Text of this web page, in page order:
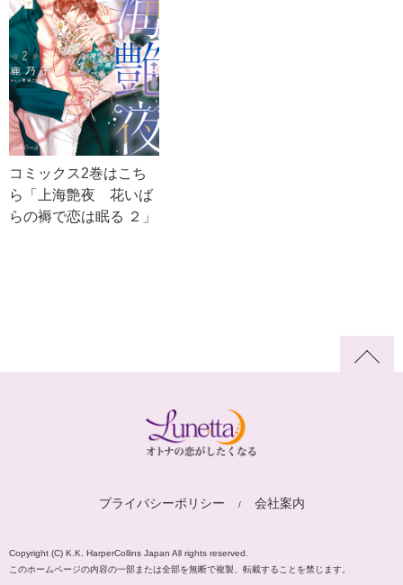
コミックス2巻はこち
ら「上海艶夜 花いば
らの褥で恋は眠る ２」
プライバシーポリシー 会社案内
Copyright (C) K.K. HarperCollins Japan All rights reserved.
このホームページの内容の一部または全部を無断で複製、転載することを禁じます。